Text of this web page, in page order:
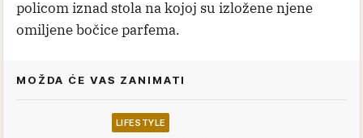
policom iznad stola na kojoj su izložene njene
omiljene bočice parfema.
MOŽDA ĆE VAS ZANIMATI
LIFESTYLE